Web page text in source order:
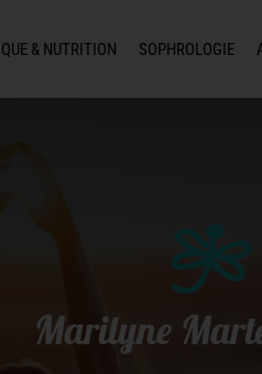
& NUTRITION SOPHROLOGIE
Marilyne